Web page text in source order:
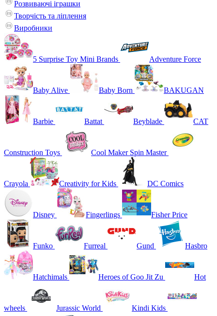
Розвиваючі іграшки
Творчість та ліплення
Виробники
5 Surprise Toy Mini Brands Adventure Force
Baby Alive Baby Born BAKUGAN
Barbie Battat Beyblade CAT
Construction Toys Cool Maker Spin Master
Crayola Creativity for Kids DC Comics
Disney Fingerlings Fisher Price
Funko Furreal Gund Hasbro
Hatchimals Heroes of Goo Jit Zu Hot
wheels Jurassic World Kindi Kids